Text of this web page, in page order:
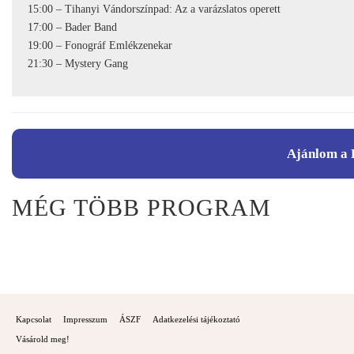
15:00 – Tihanyi Vándorszínpad: Az a varázslatos operett
17:00 – Bader Band
19:00 – Fonográf Emlékzenekar
21:30 – Mystery Gang
Ajánlom a
MÉG TÖBB PROGRAM
Kapcsolat Impresszum ÁSZF Adatkezelési tájékoztató
Vásárold meg!